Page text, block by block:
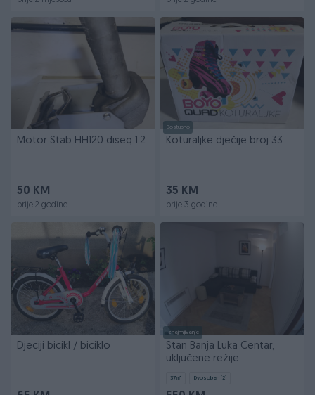
Motor Stab HH120 diseq 1.2
50 KM
prije 2 godine
Dostupno
Koturaljke dječije broj 33
35 KM
prije 3 godine
Djeciji bicikl / biciklo
Iznajmljivanje
Stan Banja Luka Centar,
uključene režije
37㎡ Dvosoban (2)